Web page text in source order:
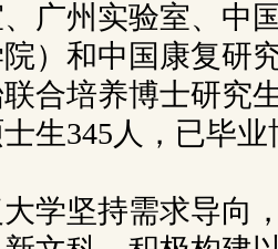
广州实验室、中
）和中国康复研
合培养博士研究
士生345人，已毕
大学坚持需求导向